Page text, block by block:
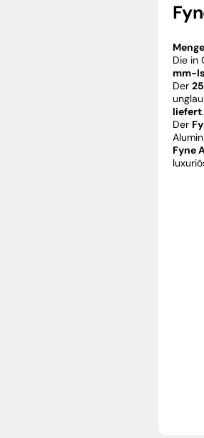
Die in
mm-
Der
liefert.
Der
Fyne